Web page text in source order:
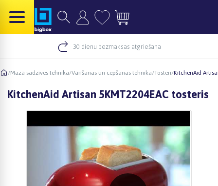
30 dienu bezmaksas atgriešana
/Mazā sadzīves tehnika/Vārīšanas un cepšanas tehnika/Tosteri/KitchenAid
KitchenAid Artisan 5KMT2204EAC tosteris